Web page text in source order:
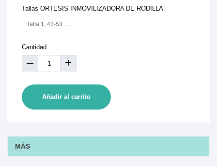
Tallas ORTESIS INMOVILIZADORA DE RODILLA
Cantidad
+
Añadir al carrito
MÁS